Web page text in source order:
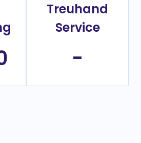
Treuhand
Service
-